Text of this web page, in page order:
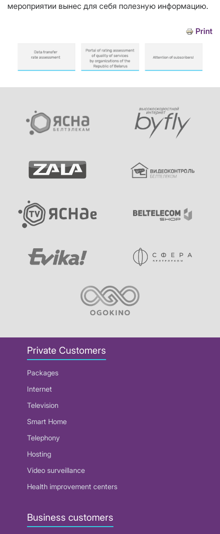
мероприятии вынес для себя полезную информацию.
Print
Private Customers
Packages
Internet
Television
Smart Home
Telephony
Hosting
Video surveillance
Health improvement centers
Business customers